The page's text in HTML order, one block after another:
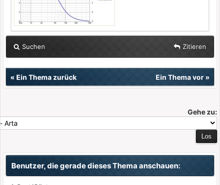
Suchen Zitieren
« Ein Thema zurück Ein Thema vor»
Gehe zu:
Benutzer, die gerade dieses Thema anschauen: